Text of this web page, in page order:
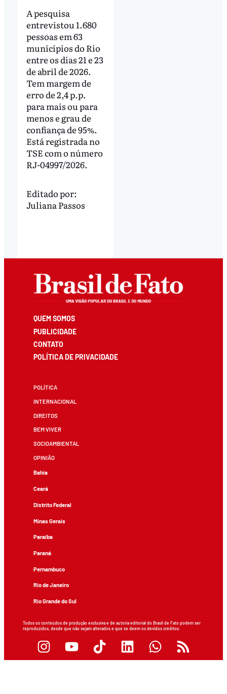
A pesquisa
entrevistou 1.680
pessoas em 63
municípios do Rio
entre os dias 21 e 23
de abril de 2026.
Tem margem de
erro de 2,4 p.p.
para mais ou para
menos e grau de
confiança de 95%.
Está registrada no
TSE com o número
RJ-04997/2026.
Editado por:
Juliana Passos
QUEM SOMOS
PUBLICIDADE
CONTATO
POLÍTICA DE PRIVACIDADE
POLÍTICA
INTERNACIONAL
DIREITOS
BEM VIVER
SOCIOAMBIENTAL
OPINIÃO
Bahia
Ceará
Distrito Federal
Minas Gerais
Paraíba
Paraná
Pernambuco
Rio de Janeiro
Rio Grande do Sul
Todos os conteúdos de produção exclusiva e de autoria editorial do Brasil de Fato podem ser
reproduzidos, desde que não sejam alterados e que se deem os devidos créditos.